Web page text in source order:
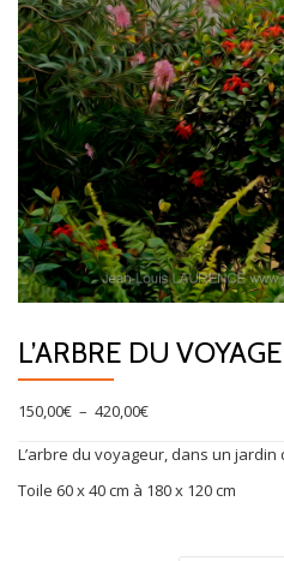
L’ARBRE DU
150,00€ – 420,00€Plage
prix :
150,00€
L’arbre du voyageur, dans un jardin
Toile 60 x 40 cm à 180 x 120 cm